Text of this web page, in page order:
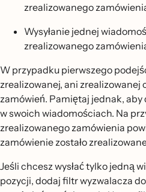
zrealizowanego
Wysyłanie jednej
zrealizowanego
W przypadku pierwszego
zrealizowanej, ani zrealizowanej
zamówień. Pamiętaj jednak, aby
w swoich wiadomościach. Na
zrealizowanego zamówienia
zamówienie zostało
Jeśli chcesz wysłać tylko jedną
pozycji, dodaj filtr wyzwalacza